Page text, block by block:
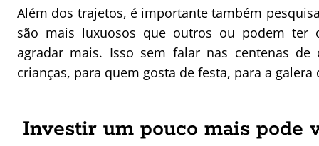
Além dos trajetos, é importante também
são mais luxuosos que outros ou podem ter
agradar mais. Isso sem falar nas centenas
crianças, para quem gosta de festa, para a
Investir um pouco mais pode